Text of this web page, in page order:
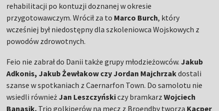
rehabilitacji po kontuzji doznanej w okresie
przygotowawczym. Wrócił za to Marco Burch, który
wcześniej był niedostępny dla szkoleniowca Wojskowych z
powodów zdrowotnych.
Feio nie zabrał do Danii także grupy młodzieżowców. Jakub
Adkonis, Jakub Żewłakow czy Jordan Majchrzakdostali
szanse w spotkaniach z Caernarfon Town. Do samolotu nie
wsiedli również Jan Leszczyńskiczy bramkarzWojciech
Banasik. Trio golkiperów na mecz z Broendby tworzą Kacper